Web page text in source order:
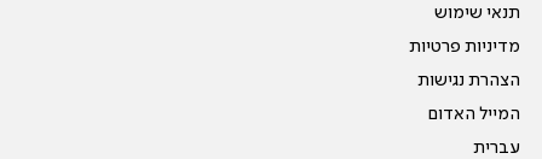
תנאי שימוש
מדיניות פרטיות
הצהרת נגישות
המייל האדום
עברית